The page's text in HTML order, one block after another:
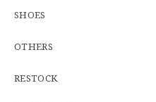
SHOES
OTHERS
RESTOCK